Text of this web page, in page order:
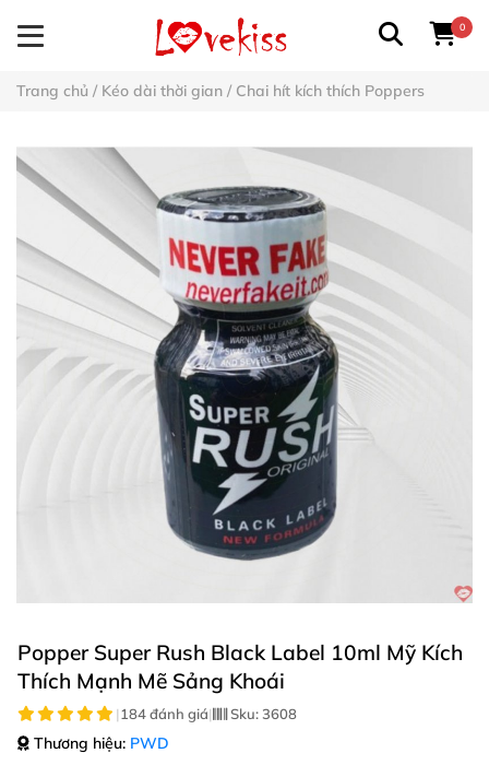
0
Trang chủ / Kéo dài thời gian / Chai hít kích thích Poppers
Popper Super Rush Black Label 10ml Mỹ Kích
Thích Mạnh Mẽ Sảng Khoái
|184 đánh giá| Sku:3608
Thương hiệu: PWD